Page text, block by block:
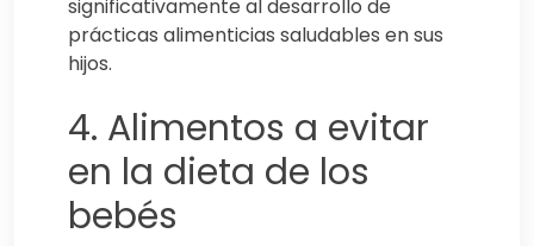
significativamente al desarrollo de
prácticas alimenticias saludables en sus
hijos.
4. Alimentos a evitar
en la dieta de los
bebés